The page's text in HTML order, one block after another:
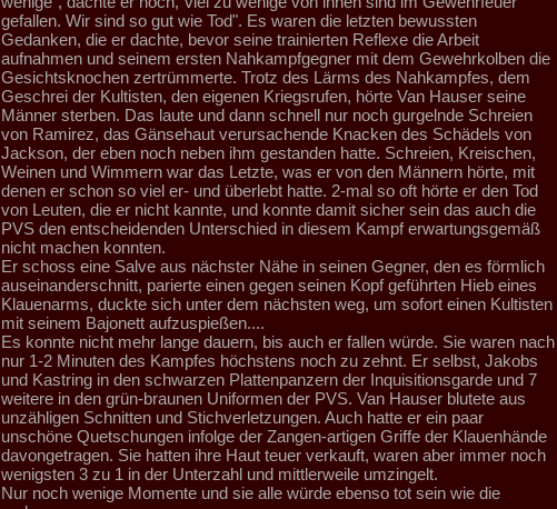
gefallen. Wir sind so gut wie Tod". Es waren die letzten bewussten
Gedanken, die er dachte, bevor seine trainierten Reflexe die Arbeit
aufnahmen und seinem ersten Nahkampfgegner mit dem Gewehrkolben die
Gesichtsknochen zertrümmerte. Trotz des Lärms des Nahkampfes, dem
Geschrei der Kultisten, den eigenen Kriegsrufen, hörte Van Hauser seine
Männer sterben. Das laute und dann schnell nur noch gurgelnde Schreien
von Ramirez, das Gänsehaut verursachende Knacken des Schädels von
Jackson, der eben noch neben ihm gestanden hatte. Schreien, Kreischen,
Weinen und Wimmern war das Letzte, was er von den Männern hörte, mit
denen er schon so viel er- und überlebt hatte. 2-mal so oft hörte er den Tod
von Leuten, die er nicht kannte, und konnte damit sicher sein das auch die
PVS den entscheidenden Unterschied in diesem Kampf erwartungsgemäß
nicht machen konnten.
Er schoss eine Salve aus nächster Nähe in seinen Gegner, den es förmlich
auseinanderschnitt, parierte einen gegen seinen Kopf geführten Hieb eines
Klauenarms, duckte sich unter dem nächsten weg, um sofort einen Kultisten
mit seinem Bajonett aufzuspießen....
Es konnte nicht mehr lange dauern, bis auch er fallen würde. Sie waren nach
nur 1-2 Minuten des Kampfes höchstens noch zu zehnt. Er selbst, Jakobs
und Kastring in den schwarzen Plattenpanzern der Inquisitionsgarde und 7
weitere in den grün-braunen Uniformen der PVS. Van Hauser blutete aus
unzähligen Schnitten und Stichverletzungen. Auch hatte er ein paar
unschöne Quetschungen infolge der Zangen-artigen Griffe der Klauenhände
davongetragen. Sie hatten ihre Haut teuer verkauft, waren aber immer noch
wenigsten 3 zu 1 in der Unterzahl und mittlerweile umzingelt.
Nur noch wenige Momente und sie alle würde ebenso tot sein wie die